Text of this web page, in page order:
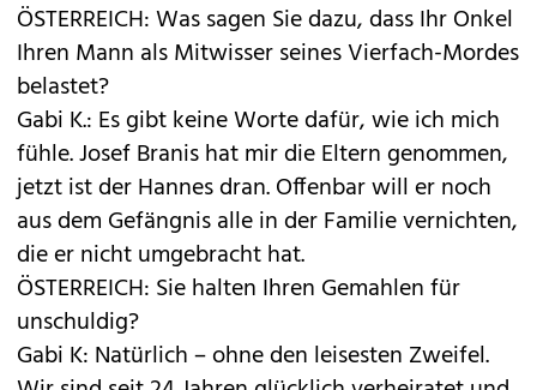
ÖSTERREICH: Was sagen Sie dazu, dass Ihr Onkel
Ihren Mann als Mitwisser seines Vierfach-Mordes
belastet?
Gabi K.: Es gibt keine Worte dafür, wie ich mich
fühle. Josef Branis hat mir die Eltern genommen,
jetzt ist der Hannes dran. Offenbar will er noch
aus dem Gefängnis alle in der Familie vernichten,
die er nicht umgebracht hat.
ÖSTERREICH: Sie halten Ihren Gemahlen für
unschuldig?
Gabi K: Natürlich – ohne den leisesten Zweifel.